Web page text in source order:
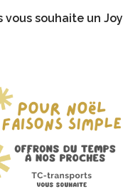
vous souhaite un